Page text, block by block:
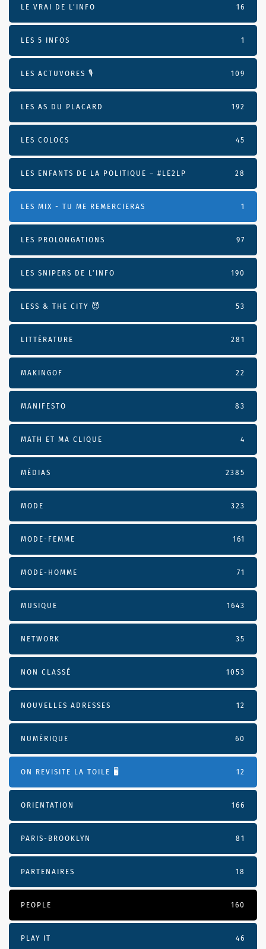
LE VRAI DE L’INFO 16
LES 5 INFOS 1
LES ACTUVORES 🎙 109
LES AS DU PLACARD 192
LES COLOCS 45
LES ENFANTS DE LA POLITIQUE – #LE2LP 28
LES MIX - TU ME REMERCIERAS 1
LES PROLONGATIONS 97
LES SNIPERS DE L’INFO 190
LESS & THE CITY 😈 53
LITTÉRATURE 281
MAKINGOF 22
MANIFESTO 83
MATH ET MA CLIQUE 4
MÉDIAS 2385
MODE 323
MODE-FEMME 161
MODE-HOMME 71
MUSIQUE 1643
NETWORK 35
NON CLASSÉ 1053
NOUVELLES ADRESSES 12
NUMÉRIQUE 60
ON REVISITE LA TOILE 🖥️ 12
ORIENTATION 166
PARIS-BROOKLYN 81
PARTENAIRES 18
PEOPLE 160
PLAY IT 46